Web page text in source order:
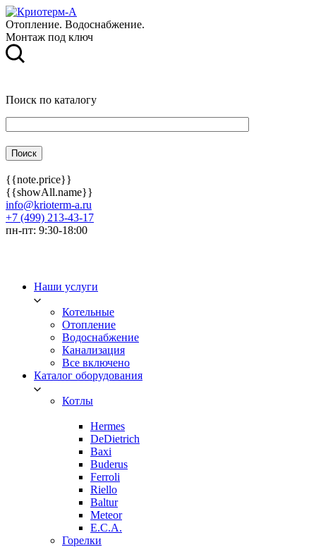
Отопление. Водоснабжение.
Монтаж под ключ
Поиск по каталогу
{{note.price}}
{{showAll.name}}
info@krioterm-a.ru
+7 (499) 213-43-17
пн-пт: 9:30-18:00
Наши услуги
Котельные
Отопление
Водоснабжение
Канализация
Все включено
Каталог оборудования
Котлы
Hermes
DeDietrich
Baxi
Buderus
Ferroli
Riello
Baltur
Meteor
E.C.A.
Горелки